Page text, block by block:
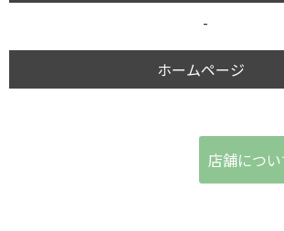
-
ホームページ
店舗につ